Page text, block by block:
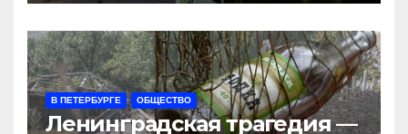
В ПЕТЕРБУРГЕ ОБЩЕСТВО
Ленинградская трагедия —